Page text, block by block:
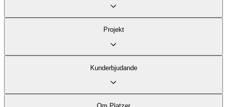
Fastigheter
Projekt
Stadsutveckling
Kund­erbjudande